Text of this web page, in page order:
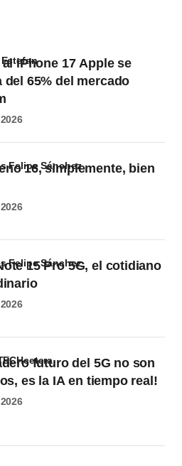
iPhone 17 Apple se
del 65% del mercado
Estefan
16, simplemente, bien
Felipe Sánchez
15 Pro 5G, el cotidiano
Felipe Sánchez
futuro del 5G no son
es la IA en tiempo real!